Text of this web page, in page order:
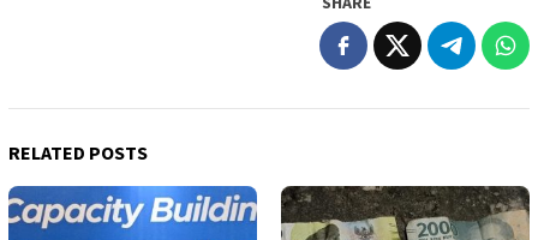
RELATED POSTS